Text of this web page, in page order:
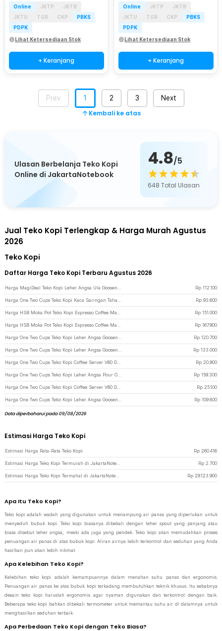
Online JKTP
JKTB
JKTU
TGR CKP
PBKS
PDPK
Lihat Ketersediaan Stok
+ Keranjang
Online JKTP
JKTB
JKTU
TGR CKP
PBKS
PDPK
Lihat Ketersediaan Stok
+ Keranjang
Prev 1 2 3 Next
Kembali ke atas
Ulasan Berbelanja Teko Kopi
Online di JakartaNotebook
4.8/5
648 Total Ulasan
Jual Teko Kopi Terlengkap & Harga Murah Agustus
2026
Teko Kopi
Daftar Harga Teko Kopi Terbaru Agustus 2026
Rp 112.100
Rp 93.600
Rp 151.000
Rp 167.900
Rp 120.700
Rp 133.000
Rp 20.900
Rp 159.300
Rp 25.100
Rp 109.800
Data diperbaharui pada 09/08/2026
Estimasi Harga Teko Kopi
Estimasi Harga Rata-Rata Teko Kopi Rp 260.416
Rp 2.700
Rp 29.123.900
Apa Itu Teko Kopi?
Teko kopi adalah wadah yang digunakan untuk menampung air panas yang diperlukan untuk
menyeduh bubuk kopi. Teko kopi biasanya dibekali dengan leher spout yang panjang atau
biasa disebut leher angsa, meski ada juga yang pendek. Teko kopi akan memudahkan proses
penuangan air panas di atas bubuk kopi. Aliran airnya lebih terkontrol dan seduhan yang Anda
hasilkan pun akan lebih nikmat.
Apa Kelebihan Teko Kopi?
Kelebihan teko kopi adalah kemampuannya dalam menahan suhu panas dan ergonomis.
Penuangan air panas ke atas bubuk kopi terkadang membutuhkan teknik khusus. Itu sebabnya
desain teko kopi haruslah ergonomis agar nyaman digunakan dan terkontrol dengan baik.
Beberapa teko kopi bahkan dibekali termometer untuk memantau suhu air di dalamnya untuk
menghasilkan seduhan terbaik.
Apa Perbedaan Teko Kopi dengan Teko Biasa?